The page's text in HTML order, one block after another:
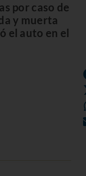
por caso de
y muerta
el auto en el